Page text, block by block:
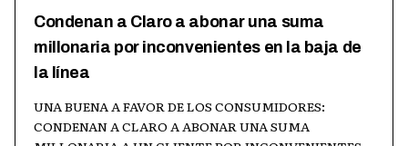
Condenan a Claro a abonar una suma
millonaria por inconvenientes en la baja de
la línea
UNA BUENA A FAVOR DE LOS CONSUMIDORES:
CONDENAN A CLARO A ABONAR UNA SUMA